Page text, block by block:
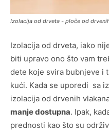
Izolacija od drveta - ploče od
Izolacija od drveta, iako
biti upravo ono što vam
dete koje svira bubnjeve i
kući. Kada se uporedi sa
izolacija od drvenih
manje dostupna. Ipak,
prednosti kao što su